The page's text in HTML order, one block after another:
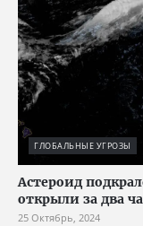
ГЛОБАЛЬНЫЕ УГРОЗЫ
Астероид
открыли за два
25 Октябрь, 2024